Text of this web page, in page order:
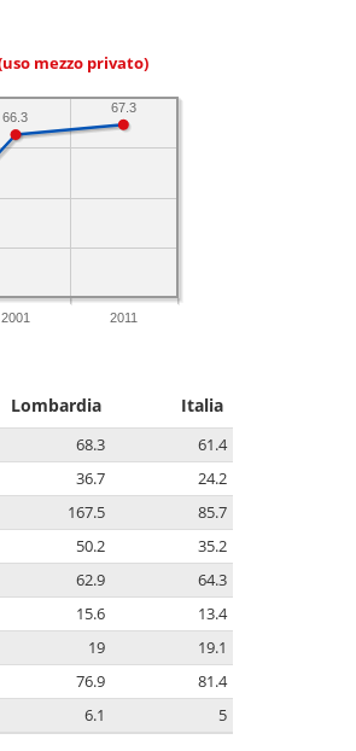
mezzo privato)
2001 2011
67.3
66.3
Lombardia Italia
68.3
61.4
36.7
24.2
167.5
85.7
50.2
35.2
62.9
64.3
15.6
13.4
19
19.1
76.9
81.4
6.1 5